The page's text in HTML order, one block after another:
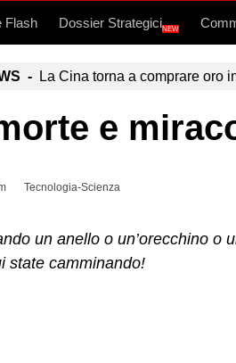
Flash Dossier StrategiciNEW
- La Cina torna a comprare oro
e
Tecnologia-Scienza
un anello o un’orecchino
state camminando!